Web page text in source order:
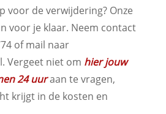
voor de verwijdering? Onze
voor je klaar. Neem contact
of mail naar
Vergeet niet om hier jouw
24 uuraan te vragen,
krijgt in de kosten en